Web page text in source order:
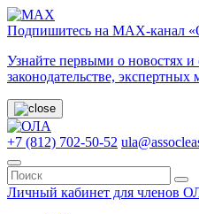
Подпишитесь на МАХ-канал
Узнайте первыми о новостях
законодательстве, экспертных
+7 (812) 702-50-52
Личный кабинет для членов